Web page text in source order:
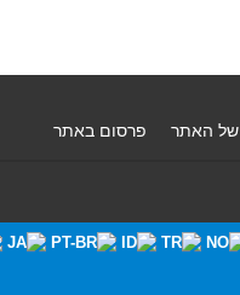
של האתר פרסום באתר